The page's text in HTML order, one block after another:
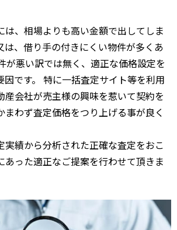
は、相場よりも高い金額で出してしま
は、借り手の付きにくい物件が多くあ
が悪い訳では無く、適正な価格設定を
因です。 特に一括査定サイト等を利用
産会社が売主様の興味を惹いて契約を
まわず査定価格をつり上げる事が良く
実績から分析された正確な査定をおこ
あった適正なご提案を行わせて頂きま